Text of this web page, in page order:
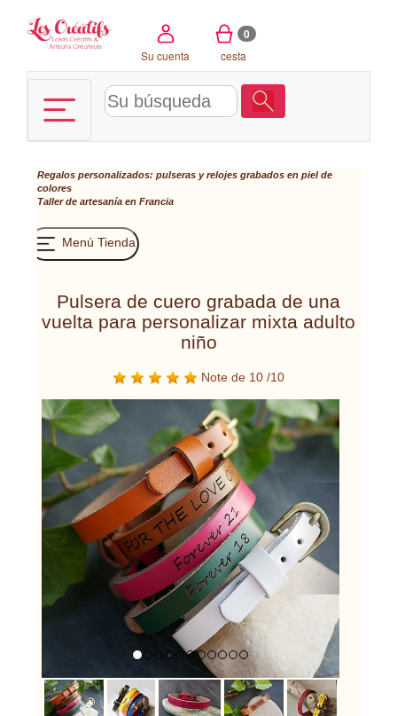
Su cuenta
0
cesta
Regalos personalizados: pulseras y relojes grabados en piel de
colores
Taller de artesanía en Francia
Menú Tienda
Pulsera de cuero grabada de una
vuelta para personalizar mixta adulto
niño
Note de 10 /10
Previous